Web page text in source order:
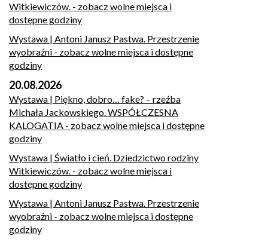
Witkiewiczów. - zobacz wolne miejsca i
dostępne godziny
Wystawa | Antoni Janusz Pastwa. Przestrzenie
wyobraźni - zobacz wolne miejsca i dostępne
godziny
20.08.2026
Wystawa | Piękno, dobro… fake? – rzeźba
Michała Jackowskiego. WSPÓŁCZESNA
KALOGATIA - zobacz wolne miejsca i dostępne
godziny
Wystawa | Światło i cień. Dziedzictwo rodziny
Witkiewiczów. - zobacz wolne miejsca i
dostępne godziny
Wystawa | Antoni Janusz Pastwa. Przestrzenie
wyobraźni - zobacz wolne miejsca i dostępne
godziny